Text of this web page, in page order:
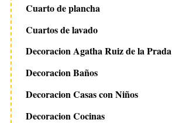
Cuarto de plancha
Cuartos de lavado
Decoracion Agatha Ruiz de la Prada
Decoracion Baños
Decoracion Casas con Niños
Decoracion Cocinas